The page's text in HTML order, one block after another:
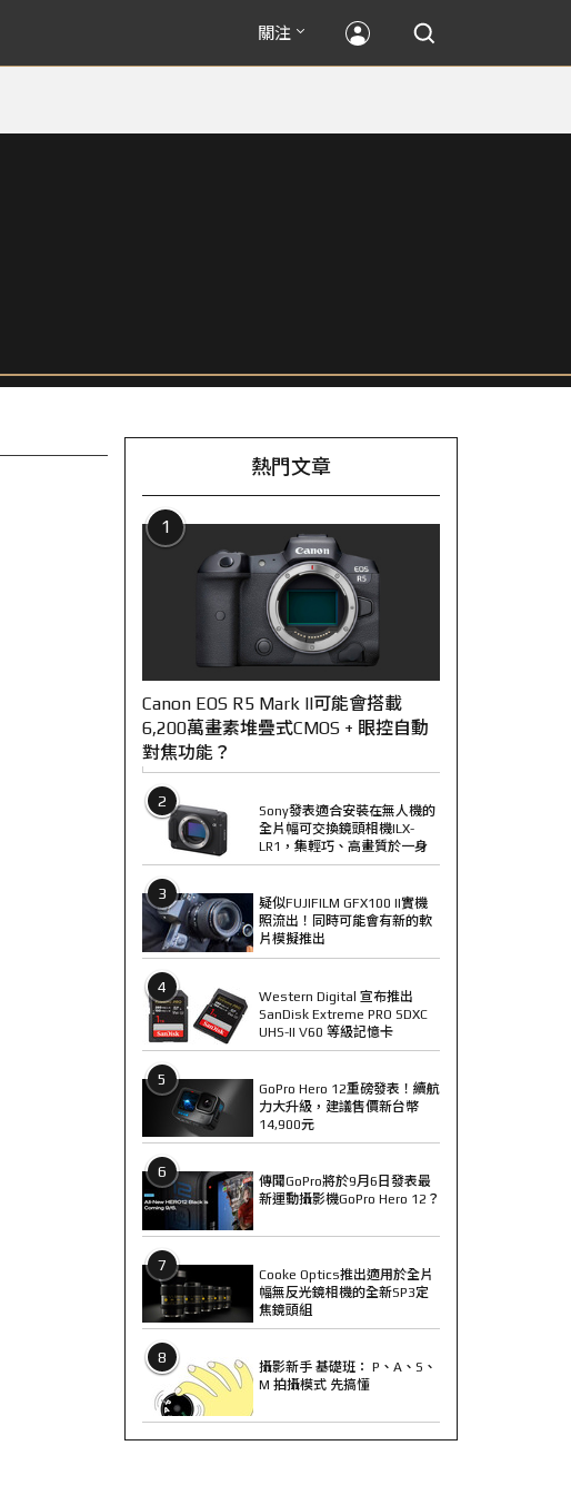
關注
熱門文章
1
Canon EOS R5 Mark II可能會搭載
6,200萬畫素堆疊式CMOS + 眼控自動
對焦功能？
2
Sony發表適合安裝在無人機的
全片幅可交換鏡頭相機ILX-
LR1，集輕巧、高畫質於一身
3
疑似FUJIFILM GFX100 II實機
照流出！同時可能會有新的軟
片模擬推出
4
Western Digital 宣布推出
SanDisk Extreme PRO SDXC
UHS-II V60 等級記憶卡
5
GoPro Hero 12重磅發表！續航
力大升級，建議售價新台幣
14,900元
6
傳聞GoPro將於9月6日發表最
新運動攝影機GoPro Hero 12？
7
Cooke Optics推出適用於全片
幅無反光鏡相機的全新SP3定
焦鏡頭組
8
攝影新手 基礎班： P、A、S、
M 拍攝模式 先搞懂